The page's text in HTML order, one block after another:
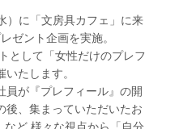
）に「文房具カフェ」に来
ゼント企画を実施。
として「女性だけのプレフ
いたします。
員が『プレフィール』の開
後、集まっていただいたお